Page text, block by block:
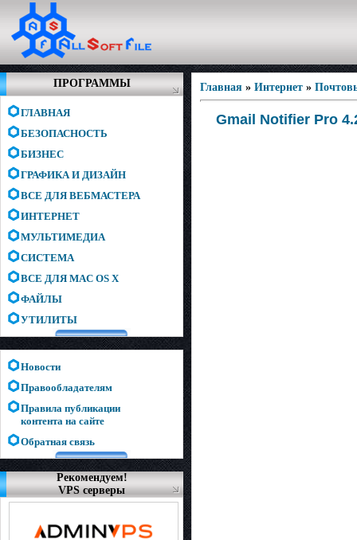
ПРОГРАММЫ
ГЛАВНАЯ
БЕЗОПАСНОСТЬ
БИЗНЕС
ГРАФИКА И ДИЗАЙН
ВСЕ ДЛЯ ВЕБМАСТЕРА
ИНТЕРНЕТ
МУЛЬТИМЕДИА
СИСТЕМА
ВСЕ ДЛЯ MAC OS X
ФАЙЛЫ
УТИЛИТЫ
Новости
Правообладателям
Правила публикации
контента на сайте
Обратная связь
Рекомендуем!
VPS серверы
Главная » Интернет »
Gmail Notifier Pro